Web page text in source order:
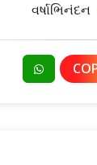
વર્ષાભિનંદન